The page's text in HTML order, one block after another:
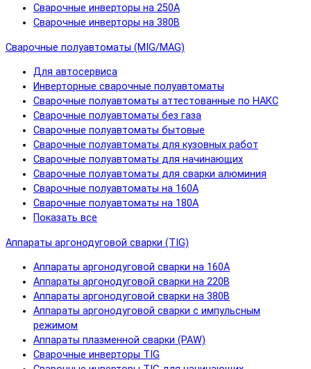
Сварочные инверторы на 250А
Сварочные инверторы на 380В
Сварочные полуавтоматы (MIG/MAG)
Для автосервиса
Инверторные сварочные полуавтоматы
Сварочные полуавтоматы аттестованные по НАКС
Сварочные полуавтоматы без газа
Сварочные полуавтоматы бытовые
Сварочные полуавтоматы для кузовных работ
Сварочные полуавтоматы для начинающих
Сварочные полуавтоматы для сварки алюминия
Сварочные полуавтоматы на 160А
Сварочные полуавтоматы на 180А
Показать все
Аппараты аргонодуговой сварки (TIG)
Аппараты аргонодуговой сварки на 160А
Аппараты аргонодуговой сварки на 220В
Аппараты аргонодуговой сварки на 380В
Аппараты аргонодуговой сварки с импульсным
режимом
Аппараты плазменной сварки (PAW)
Сварочные инверторы TIG